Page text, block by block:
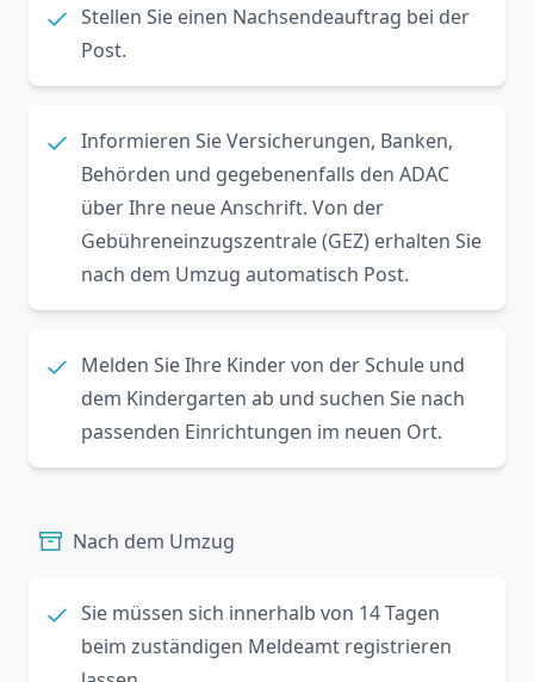
Stellen Sie einen Nachsendeauftrag bei der
Post.
Informieren Sie Versicherungen, Banken,
Behörden und gegebenenfalls den ADAC
über Ihre neue Anschrift. Von der
Gebühreneinzugszentrale (GEZ) erhalten Sie
nach dem Umzug automatisch Post.
Melden Sie Ihre Kinder von der Schule und
dem Kindergarten ab und suchen Sie nach
passenden Einrichtungen im neuen Ort.
Nach dem Umzug
Sie müssen sich innerhalb von 14 Tagen
beim zuständigen Meldeamt registrieren